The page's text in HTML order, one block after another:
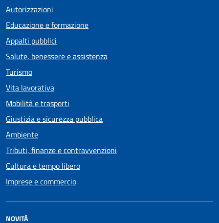
Autorizzazioni
Educazione e formazione
Appalti pubblici
Salute, benessere e assistenza
Turismo
Vita lavorativa
Mobilità e trasporti
Giustizia e sicurezza pubblica
Ambiente
Tributi, finanze e contravvenzioni
Cultura e tempo libero
Imprese e commercio
NOVITÀ